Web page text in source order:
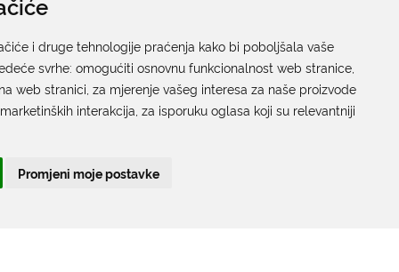
i druge tehnologije praćenja kako bi poboljšala vaše
svrhe: omogućiti osnovnu funkcionalnost web stranice
web stranici za mjerenje vašeg interesa za naše proizvode
interakcija za isporuku oglasa koji su relevantniji
Promjeni moje postavke
Pisarnica
Ured 205; rad sa strankama za sva upravna tijela
Grada Dubrovnika
Gundulićeva poljana 10, 20000 Dubrovnik
Radno vrijeme sa strankama:
T:+385 20 351 879